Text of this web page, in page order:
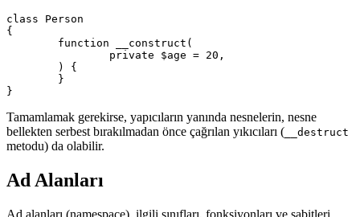
class Person
{
Tamamlamak gerekirse, yapıcıların yanında nesnelerin, nesne
bellekten serbest bırakılmadan önce çağrılan yıkıcıları ( __destruct
metodu) da olabilir.
Ad Alanları
Ad alanları (namespace), ilgili sınıfları, fonksiyonları ve sabitleri